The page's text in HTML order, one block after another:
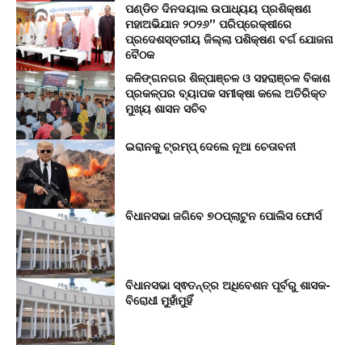
ପଣ୍ଡିତ ଦିନଦୟାଲ ଉପାଧ୍ୟୟ ପ୍ରଶିକ୍ଷଣ
ମହାଅଭିଯାନ ୨୦୨୬” ପରିପ୍ରେକ୍ଷୀରେ
ପ୍ରଦେଶସ୍ତରୀୟ ଜିଲ୍ଲା ପଶିକ୍ଷଣ ବର୍ଗ ଯୋଜନା
ବୈଠକ
କଳିଙ୍ଗନଗର ଶିଳ୍ପାଞ୍ଚଳ ଓ ସହରାଞ୍ଚଳ ବିକାଶ
ପ୍ରକଳ୍ପର ବ୍ୟାପକ ସମୀକ୍ଷା କଲେ ଅତିରିକ୍ତ
ମୁଖ୍ୟ ଶାସନ ସଚିବ
ଇରାନକୁ ଟ୍ରମ୍ପ୍ ଦେଲେ ନୂଆ ଚେତାବନୀ
ବିଧାନସଭା ଜଗିବେ ୭୦ପ୍ଲାଟୁନ ପୋଲିସ ଫୋର୍ସ
ବିଧାନସଭା ସ୍ଵତନ୍ତ୍ର ଅଧିବେଶନ ପୂର୍ବରୁ ଶାସକ-
ବିରୋଧୀ ମୁହାଁମୁହିଁ